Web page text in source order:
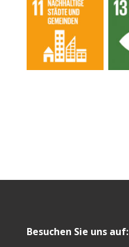
Besuchen Sie uns auf: